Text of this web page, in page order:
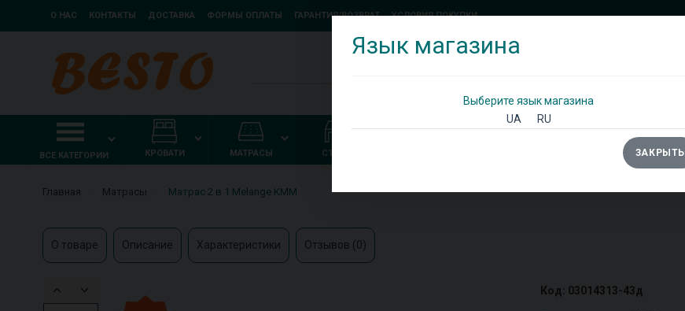
О НАС КОНТАКТЫ ДОСТАВКА ФОРМЫ ОПЛАТЫ ГАРАНТИЯ/ВОЗВРАТ УСЛОВИЯ ПОКУПКИ
ВСЕ КАТЕГОРИИ КРОВАТИ МАТРАСЫ СТОЛЫ ТУМБЫ/КОМОДЫ
Главная Матрасы Матрас 2 в 1 Melange КММ
Язык магазина
Выберите язык магазина
UA
RU
ЗАКРЫТЬ
О товаре Описание Характеристики Отзывов (0)
Код: 03014313-43д